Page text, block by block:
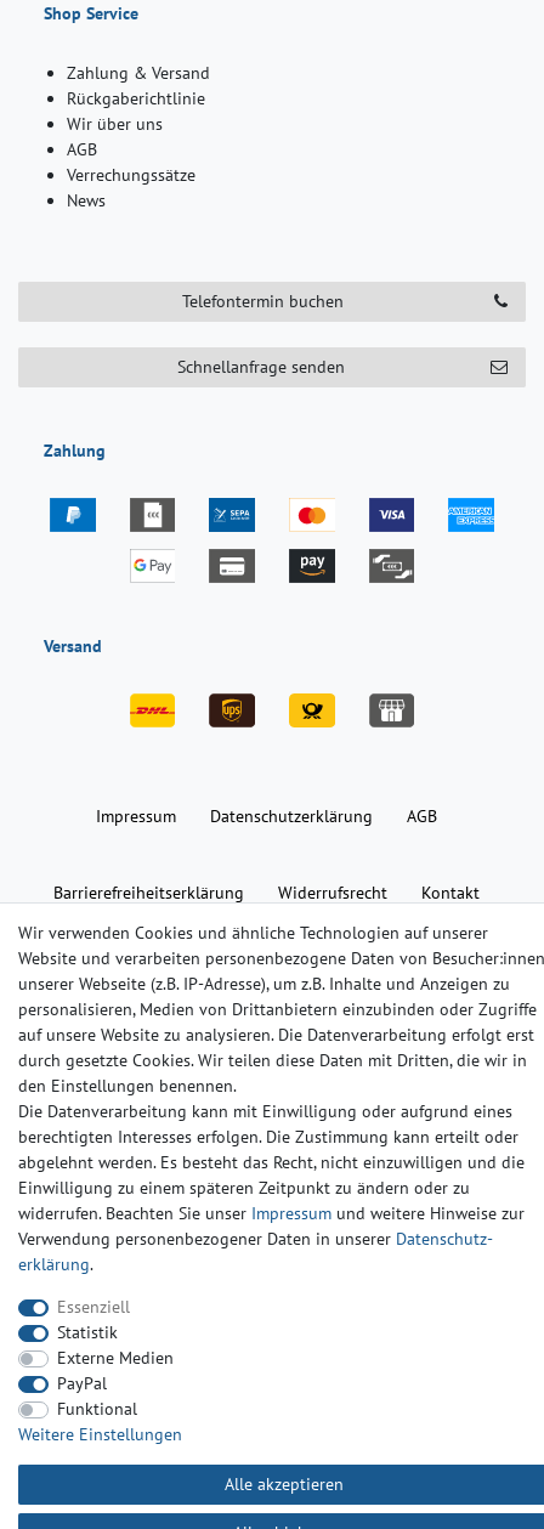
Shop Service
Zahlung & Versand
Rückgaberichtlinie
Wir über uns
AGB
Verrechungssätze
News
Telefontermin buchen
Schnellanfrage senden
Zahlung
Versand
Impressum Daten­schutz­erklärung AGB
Barrierefreiheitserklärung Widerrufs­recht
Kontakt
Wir verwenden Cookies und ähnliche Technologien auf unserer
Website und verarbeiten personenbezogene Daten von Besucher:innen
unserer Webseite (z.B. IP-Adresse), um z.B. Inhalte und Anzeigen zu
personalisieren, Medien von Drittanbietern einzubinden oder Zugriffe
auf unsere Website zu analysieren. Die Datenverarbeitung erfolgt erst
durch gesetzte Cookies. Wir teilen diese Daten mit Dritten, die wir in
den Einstellungen benennen.
Die Datenverarbeitung kann mit Einwilligung oder aufgrund eines
berechtigten Interesses erfolgen. Die Zustimmung kann erteilt oder
abgelehnt werden. Es besteht das Recht, nicht einzuwilligen und die
Einwilligung zu einem späteren Zeitpunkt zu ändern oder zu
widerrufen. Beachten Sie unser Impressum und weitere Hinweise zur
Verwendung personenbezogener Daten in unserer Daten­schutz­
erklärung.
Essenziell
Statistik
Externe Medien
PayPal
Funktional
Weitere Einstellungen
Alle akzeptieren
© Copyright 2024-2025 | Alle Rechte vorbehalten.
Widerrufs­recht Widerrufs­formular Impressum
Daten­schutz­erklärung AGB Kontakt